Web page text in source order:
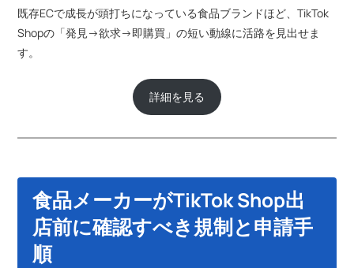
既存ECで成長が頭打ちになっている食品ブランドほど、TikTok
Shopの「発見→欲求→即購買」の短い動線に活路を見出せま
す。
詳細を見る
食品メーカーがTikTok Shop出
店前に確認すべき規制と申請手
順